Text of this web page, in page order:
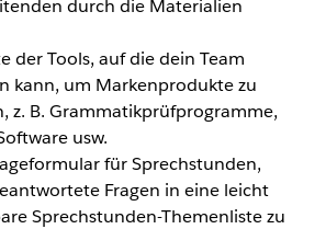
durch die Materialien
der Tools, auf die dein Team
kann, um Markenprodukte zu
z. B. Grammatikprüfprogramme,
usw.
für Sprechstunden,
Fragen in eine leicht
Sprechstunden-Themenliste zu